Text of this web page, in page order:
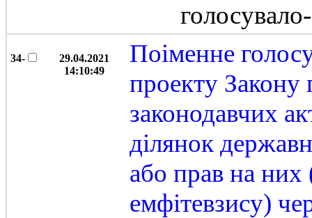
34-
29.04.2021
14:10:49
Поіменне
проекту Закону
законодавчих
ділянок
або прав на
емфітевзису)